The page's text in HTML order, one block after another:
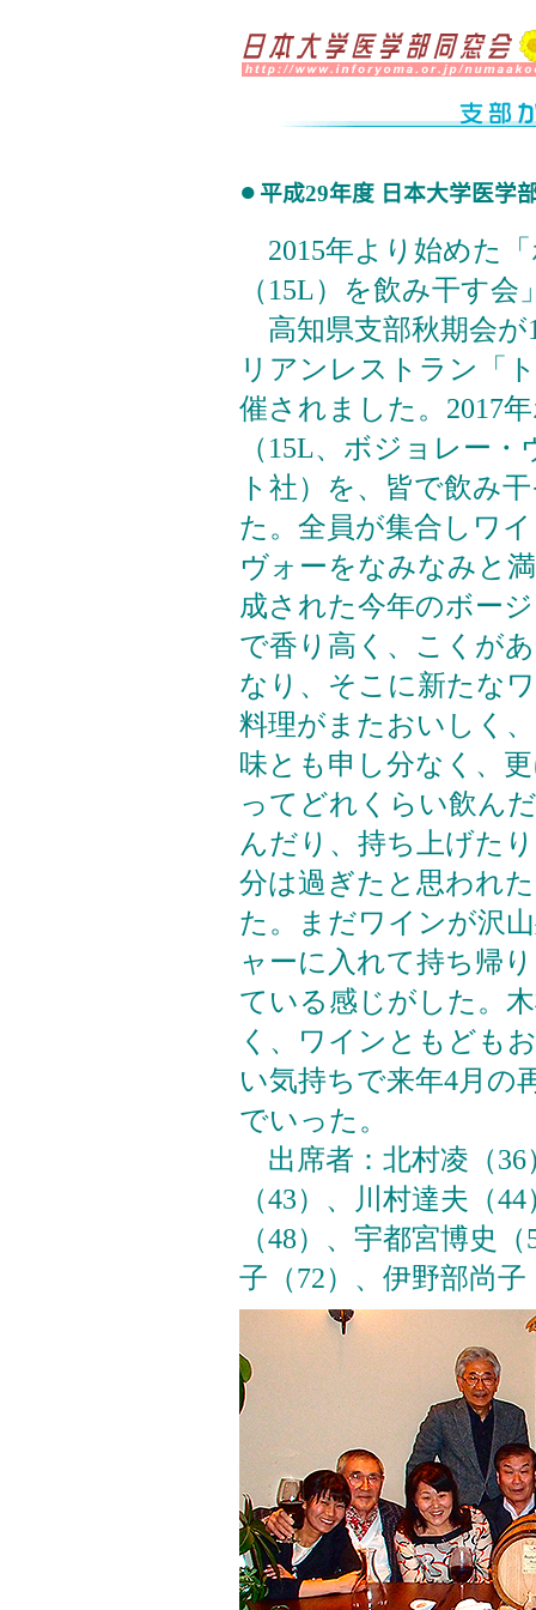
● 平成29年度 日本大学医学
2015年より始めた
（15L）を飲み干す
高知県支部秋期会が
リアンレストラン「
催されました。2017
（15L、ボジョレー
ト社）を、皆で飲み
た。全員が集合しワ
ヴォーをなみなみと
成された今年のボー
で香り高く、こくが
なり、そこに新たな
料理がまたおいしく
味とも申し分なく、
ってどれくらい飲ん
んだり、持ち上げた
分は過ぎたと思われ
た。まだワインが沢
ャーに入れて持ち帰
ている感じがした。
く、ワインともども
い気持ちで来年4月の
でいった。
出席者：北村凌（36
（43）、川村達夫（
（48）、宇都宮博史
子（72）、伊野部尚子